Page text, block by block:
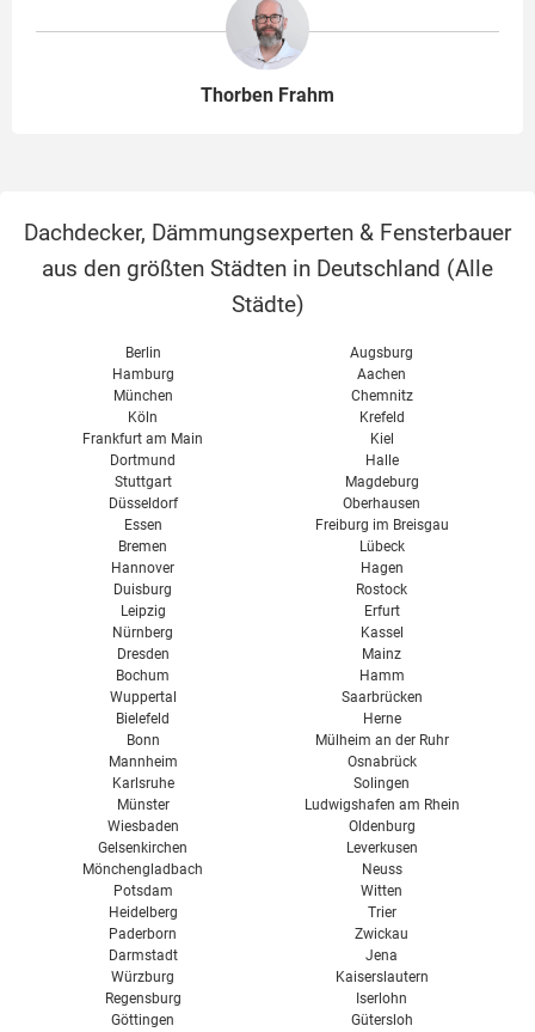
Thorben Frahm
Dachdecker, Dämmungsexperten & Fensterbauer
aus den größten Städten in Deutschland (Alle
Städte)
Berlin
Hamburg
München
Köln
Frankfurt am Main
Dortmund
Stuttgart
Düsseldorf
Essen
Bremen
Hannover
Duisburg
Leipzig
Nürnberg
Dresden
Bochum
Wuppertal
Bielefeld
Bonn
Mannheim
Karlsruhe
Münster
Wiesbaden
Gelsenkirchen
Mönchengladbach
Augsburg
Aachen
Chemnitz
Krefeld
Kiel
Halle
Magdeburg
Oberhausen
Freiburg im Breisgau
Lübeck
Hagen
Rostock
Erfurt
Kassel
Mainz
Hamm
Saarbrücken
Herne
Mülheim an der Ruhr
Osnabrück
Solingen
Ludwigshafen am Rhein
Oldenburg
Leverkusen
Neuss
Potsdam
Heidelberg
Paderborn
Darmstadt
Würzburg
Regensburg
Göttingen
Witten
Trier
Zwickau
Jena
Kaiserslautern
Iserlohn
Gütersloh